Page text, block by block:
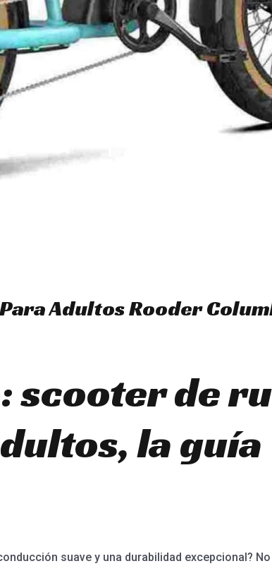
Adultos Rooder
scooter de
la guía
suave y una durabilidad excepcional?